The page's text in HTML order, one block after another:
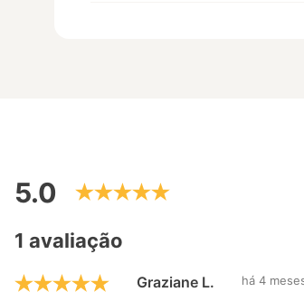
5.0
1 avaliação
Graziane L. há 4